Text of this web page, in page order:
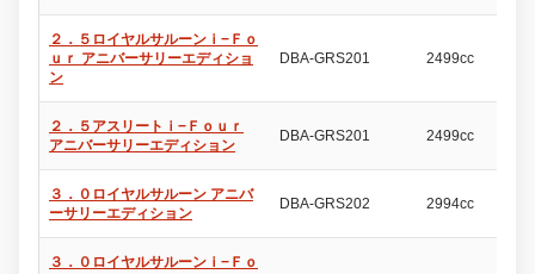
２．５ロイヤルサルーンｉ−Ｆｏ
ｕｒ アニバーサリーエディショ
ン
DBA-GRS201 2499cc
２．５アスリートｉ−Ｆｏｕｒ
アニバーサリーエディション
DBA-GRS201 2499cc
３．０ロイヤルサルーン アニバ
ーサリーエディション
DBA-GRS202 2994cc
３．０ロイヤルサルーンｉ−Ｆｏ